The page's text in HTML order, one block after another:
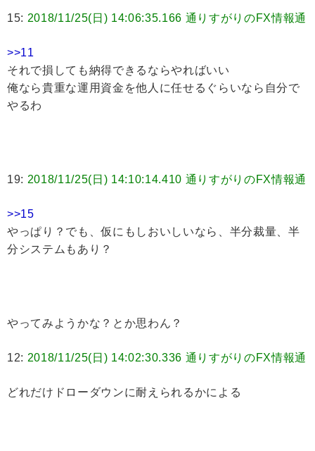
15: 2018/11/25(日) 14:06:35.166 通りすがりのFX情報通
>>11
それで損しても納得できるならやればいい
俺なら貴重な運用資金を他人に任せるぐらいなら自分で
やるわ
19: 2018/11/25(日) 14:10:14.410 通りすがりのFX情報通
>>15
やっぱり？でも、仮にもしおいしいなら、半分裁量、半
分システムもあり？
やってみようかな？とか思わん？
12: 2018/11/25(日) 14:02:30.336 通りすがりのFX情報通
どれだけドローダウンに耐えられるかによる